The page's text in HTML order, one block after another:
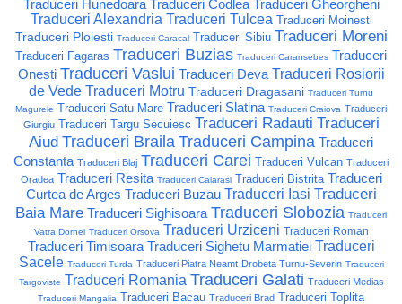
Traduceri Hunedoara Traduceri Codlea Traduceri Gheorgheni
Traduceri Alexandria Traduceri Tulcea Traduceri Moinesti
Traduceri Ploiesti Traduceri Caracal Traduceri Sibiu Traduceri Moreni
Traduceri Fagaras Traduceri Buzias Traduceri Caransebes Traduceri
Onesti Traduceri Vaslui Traduceri Deva Traduceri Rosiorii
de Vede Traduceri Motru Traduceri Dragasani Traduceri Turnu
Magurele Traduceri Satu Mare Traduceri Slatina Traduceri Craiova Traduceri
Giurgiu Traduceri Targu Secuiesc Traduceri Radauti Traduceri
Aiud Traduceri Braila Traduceri Campina Traduceri
Constanta Traduceri Blaj Traduceri Carei Traduceri Vulcan Traduceri
Oradea Traduceri Resita Traduceri Calarasi Traduceri Bistrita Traduceri
Curtea de Arges Traduceri Buzau Traduceri Iasi Traduceri
Baia Mare Traduceri Sighisoara Traduceri Slobozia Traduceri
Vatra Dornei Traduceri Orsova Traduceri Urziceni Traduceri Roman
Traduceri Timisoara Traduceri Sighetu Marmatiei Traduceri
Sacele Traduceri Turda Traduceri Piatra Neamt Drobeta Turnu-Severin Traduceri
Targoviste Traduceri Romania Traduceri Galati Traduceri Medias
Traduceri Mangalia Traduceri Bacau Traduceri Brad Traduceri Toplita